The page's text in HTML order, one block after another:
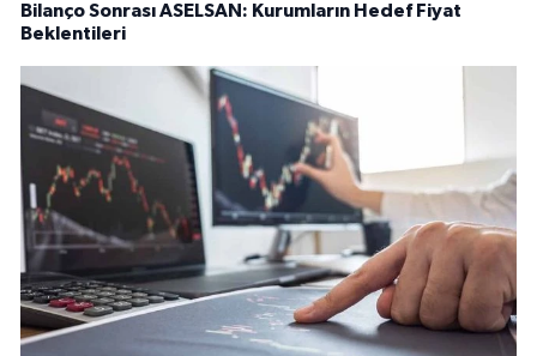
Bilanço Sonrası ASELSAN: Kurumların Hedef Fiyat
Beklentileri